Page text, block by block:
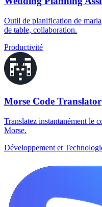
Outil de planification de
de table, collaboration.
Productivité
Morse Code Translator
Translatez instantanément le
Morse.
Développement et